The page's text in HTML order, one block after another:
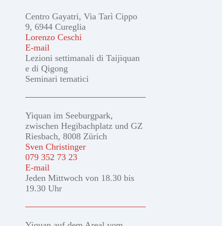
Centro Gayatri, Via Tarì Cippo
9, 6944 Cureglia
Lorenzo Ceschi
E-mail
Lezioni settimanali di Taijiquan
e di Qigong
Seminari tematici
Yiquan im Seeburgpark,
zwischen Hegibachplatz und GZ
Riesbach, 8008 Zürich
Sven Christinger
079 352 73 23
E-mail
Jeden Mittwoch von 18.30 bis
19.30 Uhr